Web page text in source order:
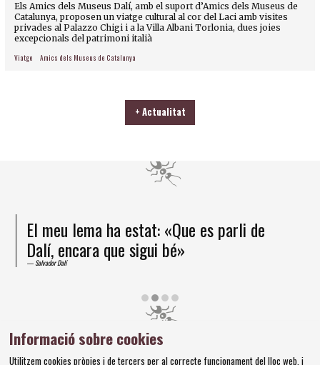
Els Amics dels Museus Dalí, amb el suport d’Amics dels Museus de
Catalunya, proposen un viatge cultural al cor del Laci amb visites
privades al Palazzo Chigi i a la Villa Albani Torlonia, dues joies
excepcionals del patrimoni italià
Viatge Amics dels Museus de Catalunya
+ Actualitat
El meu lema ha estat: «Que es parli de
Dalí, encara que sigui bé»
Salvador Dalí
Informació sobre cookies
Utilitzem cookies pròpies i de tercers per al correcte funcionament del lloc web, i